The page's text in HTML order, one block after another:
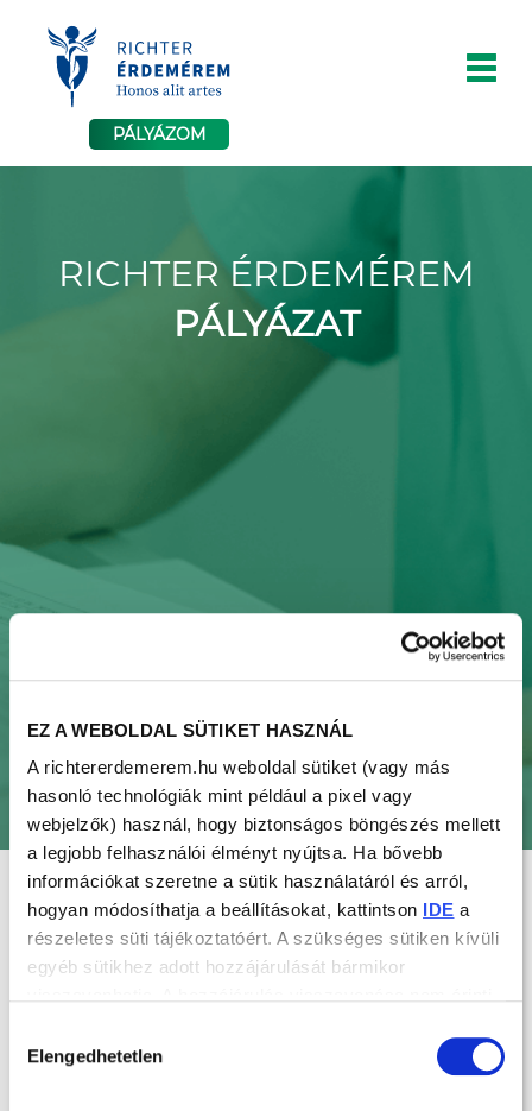
EZ A WEBOLDAL SÜTIKET HASZNÁL
A richtererdemerem.hu weboldal sütiket (vagy más
hasonló technológiák mint például a pixel vagy
webjelzők) használ, hogy biztonságos böngészés mellett
a legjobb felhasználói élményt nyújtsa. Ha bővebb
információkat szeretne a sütik használatáról és arról,
hogyan módosíthatja a beállításokat, kattintson IDE a
részeletes süti tájékoztatóért. A szükséges sütiken kívüli
egyéb sütikhez adott hozzájárulását bármikor
adatkezelés jogszerűségét.
kiválasztása
Elengedhetetlen
PÁLYÁZOM
RICHTER ÉRDEMÉREM
PÁLYÁZAT
A PÁLYÁZATI IDŐSZAK A
2025-ÖS ÉVRE LEZÁRULT.
OLDALUNKAT AZ ÚJABB